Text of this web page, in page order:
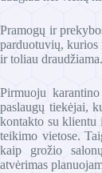
Pramogų ir
parduotuvių,
ir toliau draudžiama.
Pirmuoju
paslaugų tiekėjai,
kontakto su klientu
teikimo vietose.
kaip grožio
atvėrimas